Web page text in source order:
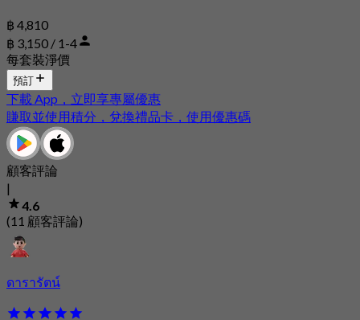
฿ 4,810
฿ 3,150 / 1-4
每套裝淨價
預訂
下載 App，立即享專屬優惠
賺取並使用積分，兌換禮品卡，使用優惠碼
顧客評論
|
4.6
(11 顧客評論)
ดารารัตน์